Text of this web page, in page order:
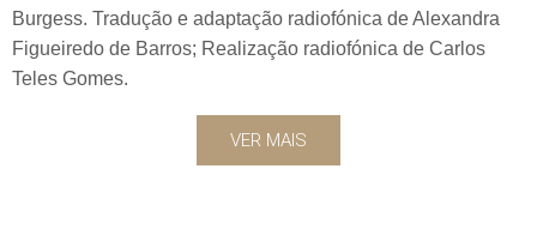
Burgess. Tradução e adaptação radiofónica de Alexandra
Figueiredo de Barros; Realização radiofónica de Carlos
Teles Gomes.
VER MAIS